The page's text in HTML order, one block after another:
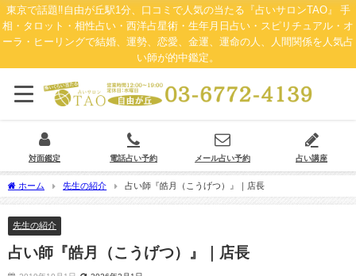
東京で話題‼自由が丘駅1分、口コミで人気の当たる『占いサロンTAO』 手
相・タロット・相性占い・西洋占星術・生年月日占い・スピリチュアル・オ
ーラ・ヒーリングで結婚、運勢、恋愛、金運、運命の人、人間関係を人気占
い師が的中鑑定。
対面鑑定 電話占い予約 メール占い予約 占い講座
ホーム 先生の紹介 占い師『皓月（こうげつ）』｜店長
先生の紹介
占い師『皓月（こうげつ）』｜店長